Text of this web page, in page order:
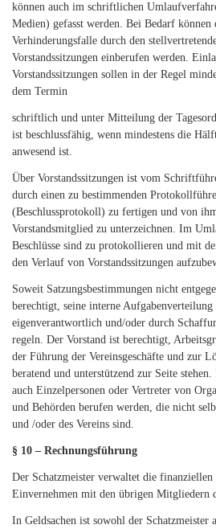
können auch im schriftlichen
Medien) gefasst werden. Bei Bedarf
Verhinderungsfalle durch den
Vorstandssitzungen einberufen werden.
Vorstandssitzungen sollen in der Regel
dem Termin
schriftlich und unter Mitteilung der
ist beschlussfähig, wenn mindestens die
anwesend ist.
Über Vorstandssitzungen ist vom
durch einen zu bestimmenden
(Beschlussprotokoll) zu fertigen und von
Vorstandsmitglied zu unterzeichnen. Im
Beschlüsse sind zu protokollieren und mit
den Verlauf von Vorstandssitzungen
Soweit Satzungsbestimmungen nicht
berechtigt, seine interne Aufgabenverteilung
eigenverantwortlich und/oder durch
regeln. Der Vorstand ist berechtigt,
der Führung der Vereinsgeschäfte und zur
beratend und unterstützend zur Seite
auch Einzelpersonen oder Vertreter von
und Behörden berufen werden, die nicht
und /oder des Vereins sind.
§ 10 – Rechnungsführung
Der Schatzmeister verwaltet die
Einvernehmen mit den übrigen Mitgliedern
In Geldsachen ist sowohl der Schatzmeister